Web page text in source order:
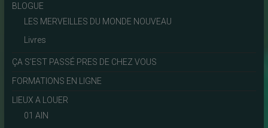
BLOGUE
LES MERVEILLES DU MONDE NOUVEAU
Livres
ÇA S'EST PASSÉ PRES DE CHEZ VOUS
FORMATIONS EN LIGNE
LIEUX A LOUER
01 AIN